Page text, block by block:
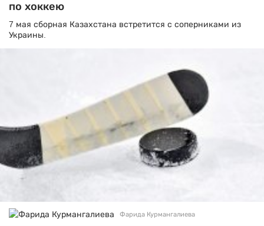
по хоккею
7 мая сборная Казахстана встретится с соперниками из
Украины.
Фарида Курмангалиева